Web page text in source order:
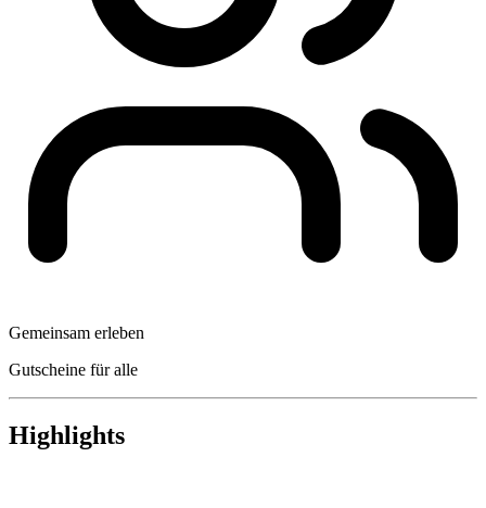
Gemeinsam erleben
Gutscheine für alle
Highlights